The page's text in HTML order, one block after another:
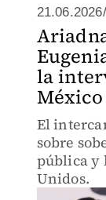
21.06.2026/
la
México
El
sobre
pública y
Unidos.